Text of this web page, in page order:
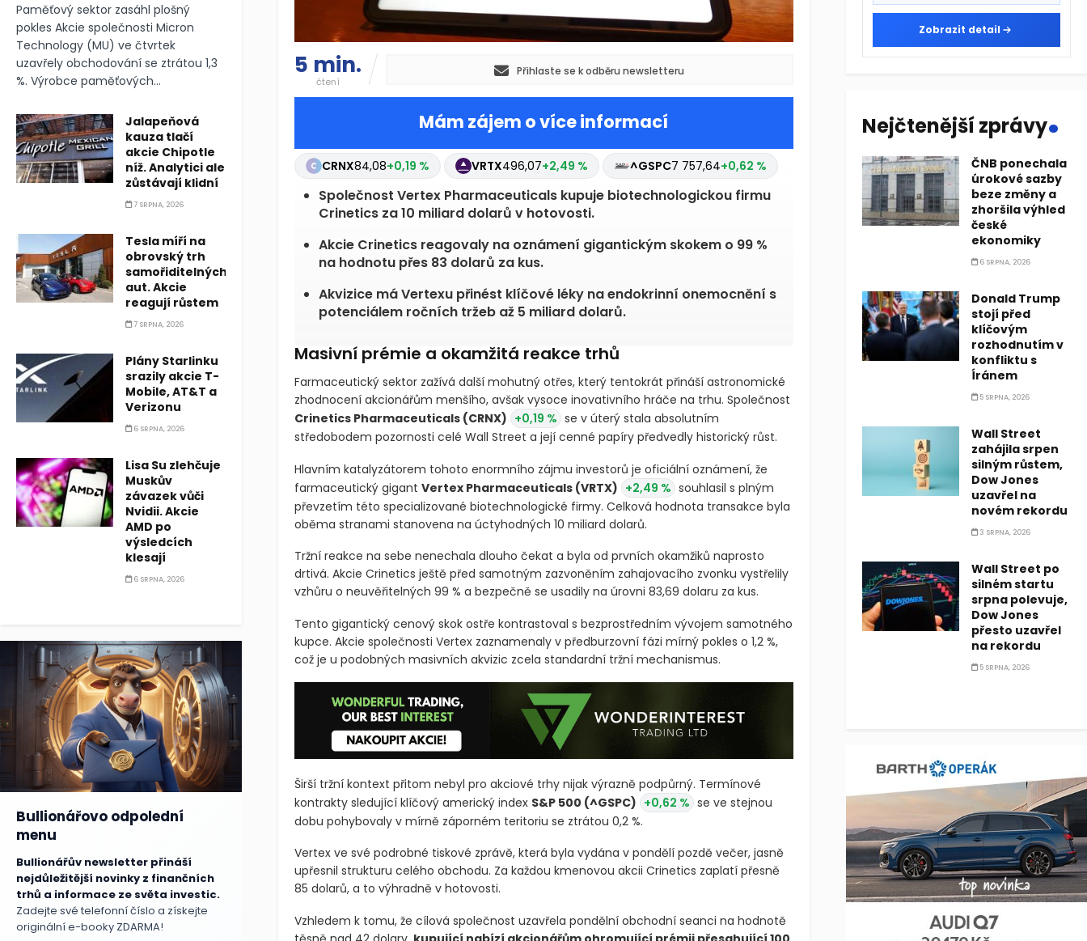
5 min.
čtení
Přihlaste se k odběru newsletteru
Mám zájem o více informací
CRNX84,08+0,19 % VRTX496,07+2,49 % ^GSPC7 757,64+0,62 %
Společnost Vertex Pharmaceuticals kupuje biotechnologickou firmu
Crinetics za 10 miliard dolarů v hotovosti.
Akcie Crinetics reagovaly na oznámení gigantickým skokem o 99 %
na hodnotu přes 83 dolarů za kus.
Akvizice má Vertexu přinést klíčové léky na endokrinní onemocnění s
potenciálem ročních tržeb až 5 miliard dolarů.
Masivní prémie a okamžitá reakce trhů
Farmaceutický sektor zažívá další mohutný otřes, který tentokrát přináší astronomické
zhodnocení akcionářům menšího, avšak vysoce inovativního hráče na trhu. Společnost
Crinetics Pharmaceuticals (CRNX) +0,19 % se v úterý stala absolutním
středobodem pozornosti celé Wall Street a její cenné papíry předvedly historický růst.
Hlavním katalyzátorem tohoto enormního zájmu investorů je oficiální oznámení, že
farmaceutický gigant Vertex Pharmaceuticals (VRTX) +2,49 % souhlasil s plným
převzetím této specializované biotechnologické firmy. Celková hodnota transakce byla
oběma stranami stanovena na úctyhodných 10 miliard dolarů.
Tržní reakce na sebe nenechala dlouho čekat a byla od prvních okamžiků naprosto
drtivá. Akcie Crinetics ještě před samotným zazvoněním zahajovacího zvonku vystřelily
vzhůru o neuvěřitelných 99 % a bezpečně se usadily na úrovni 83,69 dolaru za kus.
Tento gigantický cenový skok ostře kontrastoval s bezprostředním vývojem samotného
kupce. Akcie společnosti Vertex zaznamenaly v předburzovní fázi mírný pokles o 1,2 %,
což je u podobných masivních akvizic zcela standardní tržní mechanismus.
Širší tržní kontext přitom nebyl pro akciové trhy nijak výrazně podpůrný. Termínové
kontrakty sledující klíčový americký index S&P 500 (^GSPC) +0,62 % se ve stejnou
dobu pohybovaly v mírně záporném teritoriu se ztrátou 0,2 %.
Vertex ve své podrobné tiskové zprávě, která byla vydána v pondělí pozdě večer, jasně
upřesnil strukturu celého obchodu. Za každou kmenovou akcii Crinetics zaplatí přesně
85 dolarů, a to výhradně v hotovosti.
Vzhledem k tomu, že cílová společnost uzavřela pondělní obchodní seanci na hodnotě
Paměťový sektor zasáhl plošný
pokles Akcie společnosti Micron
Technology (MU) ve čtvrtek
uzavřely obchodování se ztrátou 1,3
%. Výrobce paměťových...
Jalapeňová
kauza tlačí
akcie Chipotle
níž. Analytici ale
zůstávají klidní
7 SRPNA, 2026
Tesla míří na
obrovský trh
samořiditelných
aut. Akcie
reagují růstem
7 SRPNA, 2026
Plány Starlinku
srazily akcie T-
Mobile, AT&T a
Verizonu
6 SRPNA, 2026
Lisa Su zlehčuje
Muskův
závazek vůči
Nvidii. Akcie
AMD po
výsledcích
klesají
6 SRPNA, 2026
Bullionářovo odpolední
menu
Bullionářův newsletter přináší
nejdůležitější novinky z finančních
trhů a informace ze světa investic.
Zadejte své telefonní číslo a získejte
originální e-booky ZDARMA!
Zobrazit detail
Nejčtenější zprávy.
ČNB ponechala
úrokové sazby
beze změny a
zhoršila výhled
české
ekonomiky
6 SRPNA, 2026
Donald Trump
stojí před
klíčovým
rozhodnutím v
konfliktu s
Íránem
5 SRPNA, 2026
Wall Street
zahájila srpen
silným růstem,
Dow Jones
uzavřel na
novém rekordu
3 SRPNA, 2026
Wall Street po
silném startu
srpna polevuje,
Dow Jones
přesto uzavřel
na rekordu
5 SRPNA, 2026